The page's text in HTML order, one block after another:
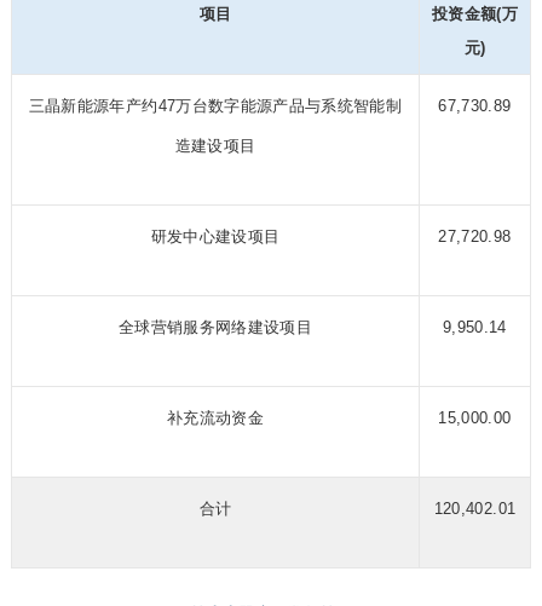
项目
投资金额(万
元)
三晶新能源年产约47万台数字能源产品与系统智能制
造建设项目
67,730.89
研发中心建设项目 27,720.98
全球营销服务网络建设项目 9,950.14
补充流动资金 15,000.00
合计 120,402.01